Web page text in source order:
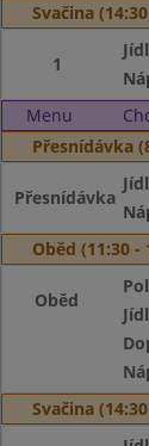
Svačina
1
Menu
Přesnídávka
Přesnídávka
Oběd (11:30 -
Oběd
Svačina